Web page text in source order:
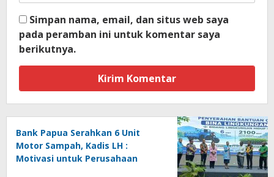
Simpan nama, email, dan situs web saya
pada peramban ini untuk komentar saya
berikutnya.
Bank Papua Serahkan 6 Unit
Motor Sampah, Kadis LH :
Motivasi untuk Perusahaan